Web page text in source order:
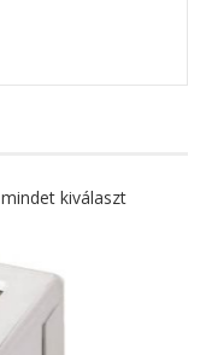
mindet kiválaszt